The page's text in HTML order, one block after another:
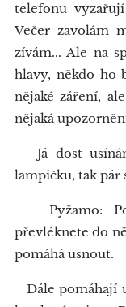
telefonu
Večer zavolám
zívám... Ale na
hlavy, někdo ho
nějaké záření,
nějaká
Já dost
lampičku, tak pár
Pyžamo:
převléknete do
pomáhá usnout.
Dále pomáhají